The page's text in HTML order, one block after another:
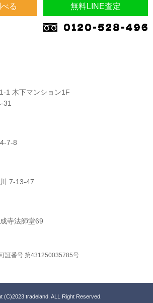
る 無料LINE査定
1 木下マンション1F
31
7-8
7-13-47
寺法師堂69
証番号 第431250035785号
(C)2023 tradeland. ALL Right Reserved.